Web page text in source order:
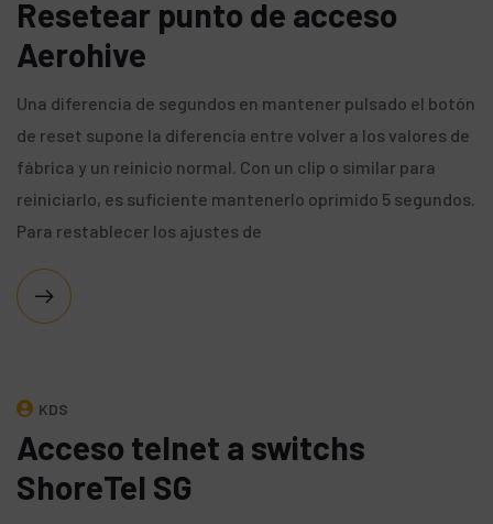
Resetear punto de acceso
Aerohive
Una diferencia de segundos en mantener pulsado el botón
de reset supone la diferencia entre volver a los valores de
fábrica y un reinicio normal. Con un clip o similar para
reiniciarlo, es suficiente mantenerlo oprimido 5 segundos.
Para restablecer los ajustes de
KDS
Acceso telnet a switchs
ShoreTel SG